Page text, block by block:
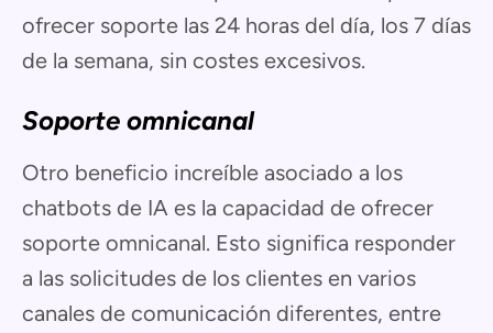
ofrecer soporte las 24 horas del día, los 7 días
de la semana, sin costes excesivos.
Soporte omnicanal
Otro beneficio increíble asociado a los
chatbots de IA es la capacidad de ofrecer
soporte omnicanal. Esto significa responder
a las solicitudes de los clientes en varios
canales de comunicación diferentes, entre